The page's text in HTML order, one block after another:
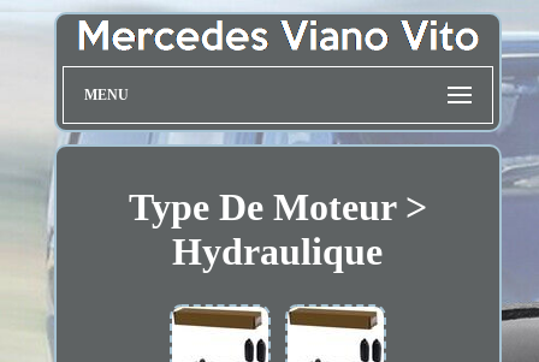
MENU
Type De Moteur >
Hydraulique